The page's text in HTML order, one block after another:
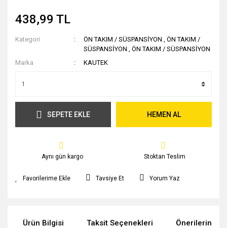
438,99 TL
Kategori ÖN TAKIM / SÜSPANSİYON ,ÖN TAKIM /
SÜSPANSİYON ,ÖN TAKIM / SÜSPANSİYON
Marka
KAUTEK
SEPETE EKLE HEMEN AL
Aynı gün kargo Stoktan Teslim
Tavsiye Et Yorum Yaz
Ürün Bilgisi Taksit Seçenekleri Önerileriniz